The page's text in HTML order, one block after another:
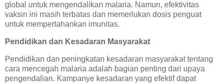
global untuk mengendalikan malaria. Namun, efektivitas
vaksin ini masih terbatas dan memerlukan dosis penguat
untuk mempertahankan imunitas.
Pendidikan dan Kesadaran Masyarakat
Pendidikan dan peningkatan kesadaran masyarakat tentang
cara mencegah malaria adalah bagian penting dari upaya
pengendalian. Kampanye kesadaran yang efektif dapat